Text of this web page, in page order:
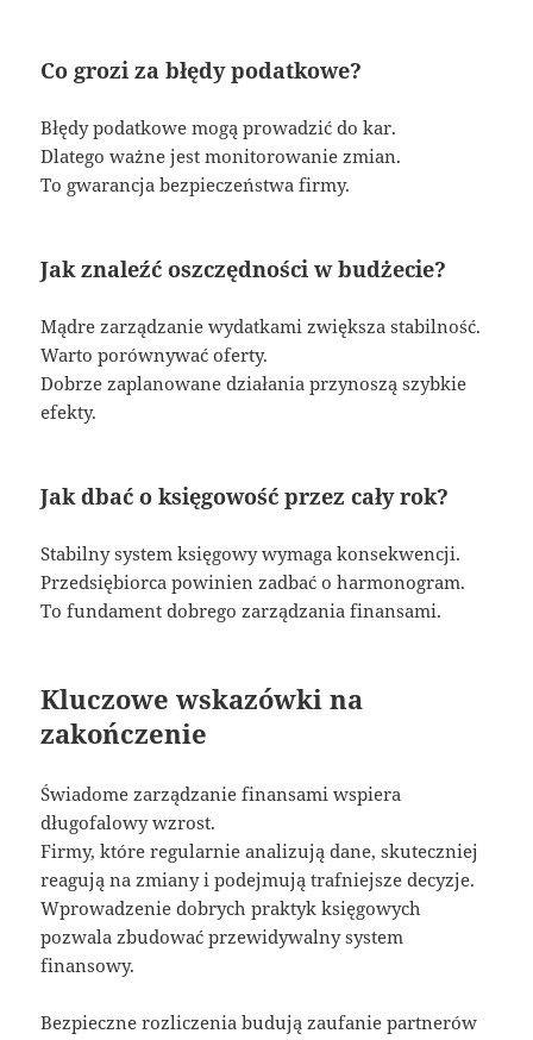
Co grozi za błędy podatkowe?
Błędy podatkowe mogą prowadzić do kar.
Dlatego ważne jest monitorowanie zmian.
To gwarancja bezpieczeństwa firmy.
Jak znaleźć oszczędności w budżecie?
Mądre zarządzanie wydatkami zwiększa stabilność.
Warto porównywać oferty.
Dobrze zaplanowane działania przynoszą szybkie
efekty.
Jak dbać o księgowość przez cały rok?
Stabilny system księgowy wymaga konsekwencji.
Przedsiębiorca powinien zadbać o harmonogram.
To fundament dobrego zarządzania finansami.
Kluczowe wskazówki na
zakończenie
Świadome zarządzanie finansami wspiera
długofalowy wzrost.
Firmy, które regularnie analizują dane, skuteczniej
reagują na zmiany i podejmują trafniejsze decyzje.
Wprowadzenie dobrych praktyk księgowych
pozwala zbudować przewidywalny system
finansowy.
Bezpieczne rozliczenia budują zaufanie partnerów